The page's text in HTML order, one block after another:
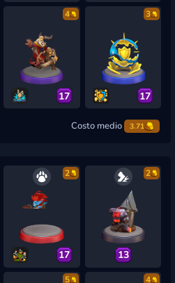
4
17
3
17
Costo medio 3.71
2
17
2
13
5 4